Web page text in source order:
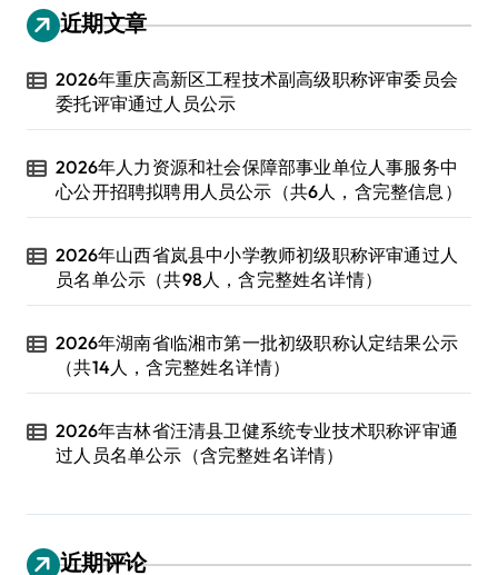
近期文章
2026年重庆高新区工程技术副高级职称评审委员会
委托评审通过人员公示
2026年人力资源和社会保障部事业单位人事服务中
心公开招聘拟聘用人员公示（共6人，含完整信息）
2026年山西省岚县中小学教师初级职称评审通过人
员名单公示（共98人，含完整姓名详情）
2026年湖南省临湘市第一批初级职称认定结果公示
（共14人，含完整姓名详情）
2026年吉林省汪清县卫健系统专业技术职称评审通
过人员名单公示（含完整姓名详情）
近期评论